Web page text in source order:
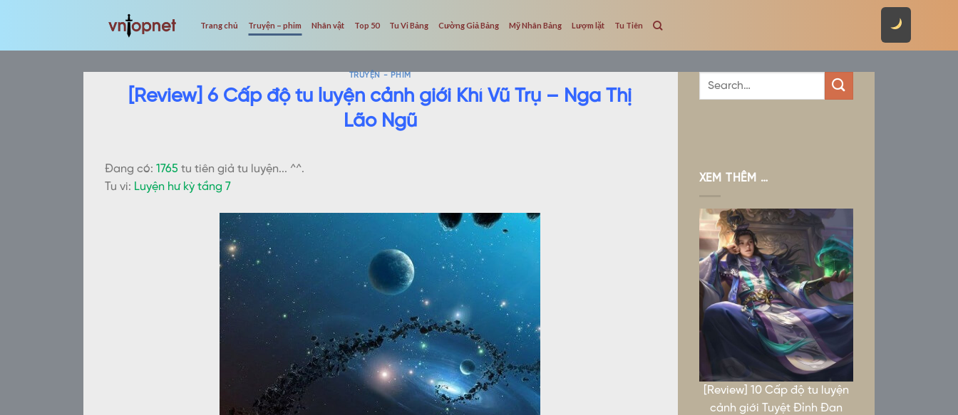
Trang chủ Truyện – phim Nhân vật Top 50 Tu Vi Bảng Cường Giả Bảng Mỹ Nhân Bảng Lượm lặt Tu Tiên
TRUYỆN - PHIM
[Review] 6 Cấp độ tu luyện cảnh giới Khí Vũ Trụ – Nga Thị
Lão Ngũ
Đang có: 1765 tu tiên giả tu luyện... ^^.
Tu vi: Luyện hư kỳ tầng 7
XEM THÊM …
[Review] 10 Cấp độ tu luyện
cảnh giới Tuyệt Đỉnh Đan